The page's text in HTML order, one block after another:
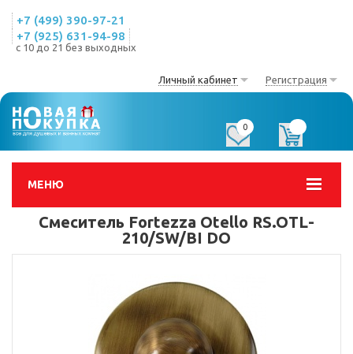
+7 (499) 390-97-21
+7 (925) 631-94-98
с 10 до 21 без выходных
Личный кабинет Регистрация
МЕНЮ
0
Смеситель Fortezza Otello RS.OTL-
210/SW/BI DO